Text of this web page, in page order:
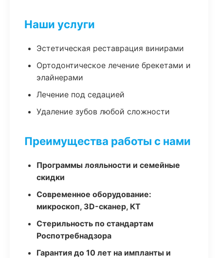
Наши услуги
Эстетическая реставрация винирами
Ортодонтическое лечение брекетами и
элайнерами
Лечение под седацией
Удаление зубов любой сложности
Преимущества работы с нами
Программы лояльности и семейные
скидки
Современное оборудование:
микроскоп, 3D-сканер, КТ
Стерильность по стандартам
Роспотребнадзора
Гарантия до 10 лет на импланты и